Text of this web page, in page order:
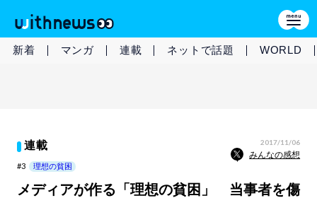
新着 マンガ 連載 ネットで話題 WORLD
連載 2017/11/06
みんなの感想
#3 理想の貧困
メディアが作る「理想の貧困」 当事者を傷